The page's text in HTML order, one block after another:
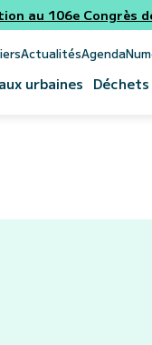
au 106e Congrès
ActualitésAgenda
urbaines Déchets